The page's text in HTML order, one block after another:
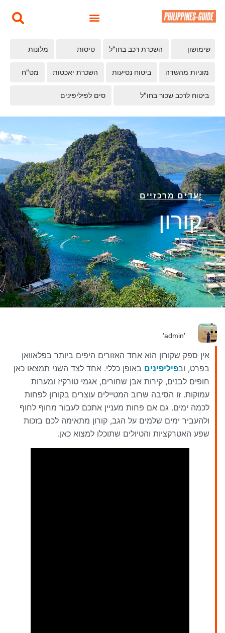
שימושון השכרת רכב בחו"ל טיסות מלונות
מוניות מהשדה ביטוח נסיעות השכרת יאכטות מט"ח
ביטוח לרכב שכור בחו"ל סים לפיליפינים
יעדים מרכזיים
קורון
'admin'
אין ספק שקורון הוא אחד האזורים היפים ביותר בפלאוואן
בפרט, ובפיליפינים באופן כללי. אחד לצד השני תמצאו כאן
חופים לבנים, קירות אבן שחורים, אגמי טורקיז ומערות
עמוקות. זו הסיבה שרוב המטיילים עוצרים בקורון לפחות
לכמה ימים. גם אם פחות מעניין אתכם לעבור מחוף לחוף
ולהעביר ימים שלמים על הגב, קורון מתאימה לכם בזכות
שפע האטרקציות והטיולים שתוכלו למצוא כאן.